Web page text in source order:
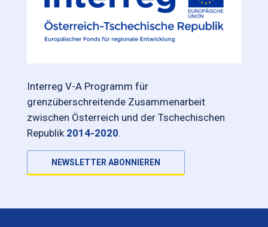
Interreg V-A Programm für
grenzüberschreitende Zusammenarbeit
zwischen Österreich und der Tschechischen
Republik 2014-2020.
NEWSLETTER ABONNIEREN